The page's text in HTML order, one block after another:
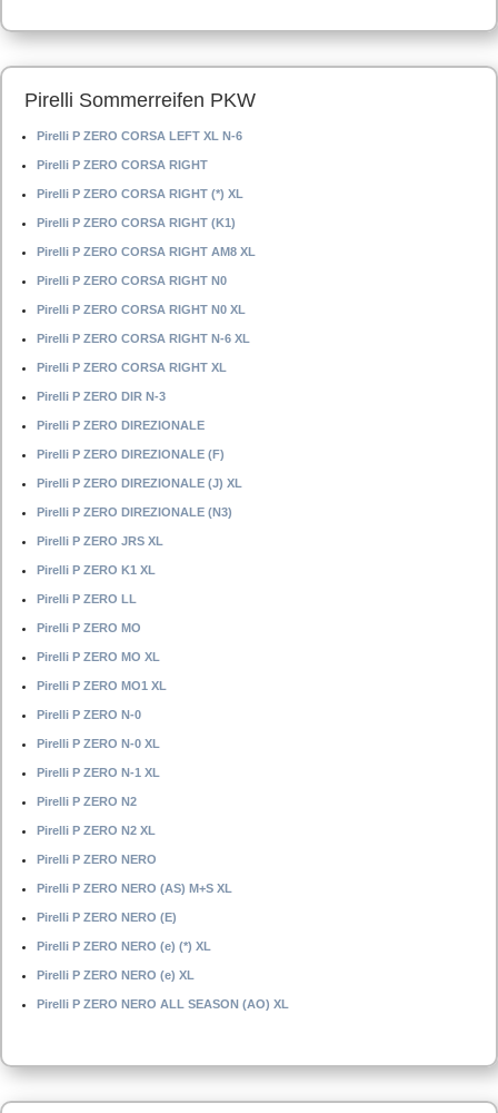
Pirelli Sommerreifen PKW
Pirelli P ZERO CORSA LEFT XL N-6
Pirelli P ZERO CORSA RIGHT
Pirelli P ZERO CORSA RIGHT (*) XL
Pirelli P ZERO CORSA RIGHT (K1)
Pirelli P ZERO CORSA RIGHT AM8 XL
Pirelli P ZERO CORSA RIGHT N0
Pirelli P ZERO CORSA RIGHT N0 XL
Pirelli P ZERO CORSA RIGHT N-6 XL
Pirelli P ZERO CORSA RIGHT XL
Pirelli P ZERO DIR N-3
Pirelli P ZERO DIREZIONALE
Pirelli P ZERO DIREZIONALE (F)
Pirelli P ZERO DIREZIONALE (J) XL
Pirelli P ZERO DIREZIONALE (N3)
Pirelli P ZERO JRS XL
Pirelli P ZERO K1 XL
Pirelli P ZERO LL
Pirelli P ZERO MO
Pirelli P ZERO MO XL
Pirelli P ZERO MO1 XL
Pirelli P ZERO N-0
Pirelli P ZERO N-0 XL
Pirelli P ZERO N-1 XL
Pirelli P ZERO N2
Pirelli P ZERO N2 XL
Pirelli P ZERO NERO
Pirelli P ZERO NERO (AS) M+S XL
Pirelli P ZERO NERO (E)
Pirelli P ZERO NERO (e) (*) XL
Pirelli P ZERO NERO (e) XL
Pirelli P ZERO NERO ALL SEASON (AO) XL